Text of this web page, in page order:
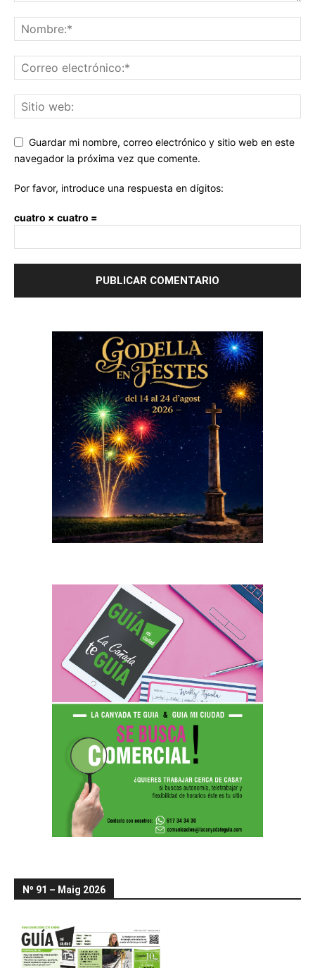
Guardar mi nombre, correo electrónico y sitio web en este
navegador la próxima vez que comente.
Por favor, introduce una respuesta en dígitos:
cuatro × cuatro =
Nº 91 – Maig 2026